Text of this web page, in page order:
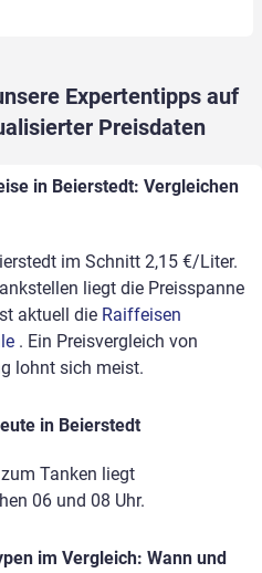
Expertentipps auf
Preisdaten
in Beierstedt: Vergleichen
im Schnitt 2,15 €/Liter.
liegt die Preisspanne
aktuell die Raiffeisen
. Ein Preisvergleich von
lohnt sich meist.
in Beierstedt
Tanken liegt
06 und 08 Uhr.
im Vergleich: Wann und